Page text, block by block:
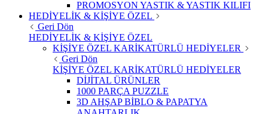
PROMOSYON YASTIK & YASTIK KILIFI
HEDİYELİK & KİŞİYE ÖZEL
Geri Dön
HEDİYELİK & KİŞİYE ÖZEL
KİŞİYE ÖZEL KARİKATÜRLÜ HEDİYELER
Geri Dön
KİŞİYE ÖZEL KARİKATÜRLÜ HEDİYELER
DİJİTAL ÜRÜNLER
1000 PARÇA PUZZLE
3D AHŞAP BİBLO & PAPATYA